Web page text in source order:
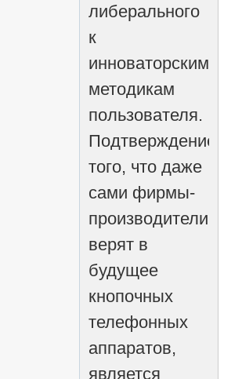
либерального
к
инноваторским
методикам
пользователя.
Подтверждением
того, что даже
сами фирмы-
производители
верят в
будущее
кнопочных
телефонных
аппаратов,
является